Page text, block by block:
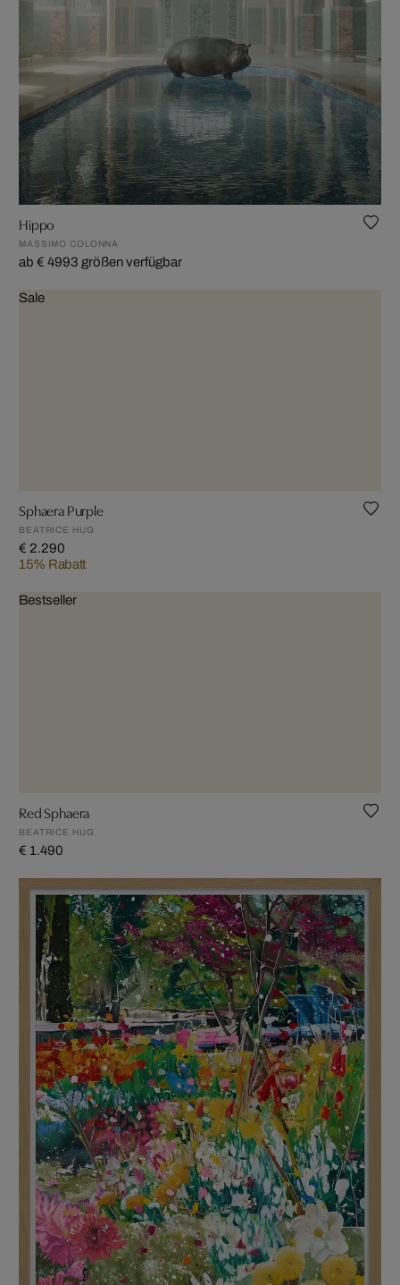
Hippo
MASSIMO COLONNA
ab € 4993 größen verfügbar
Sale
Sphaera Purple
BEATRICE HUG
€ 2.290
15% Rabatt
Bestseller
Red Sphaera
BEATRICE HUG
€ 1.490